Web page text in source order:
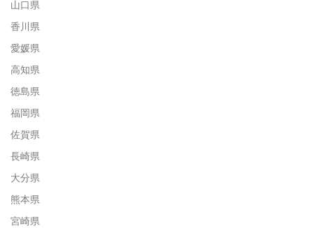
山口県
香川県
愛媛県
高知県
徳島県
福岡県
佐賀県
長崎県
大分県
熊本県
宮崎県